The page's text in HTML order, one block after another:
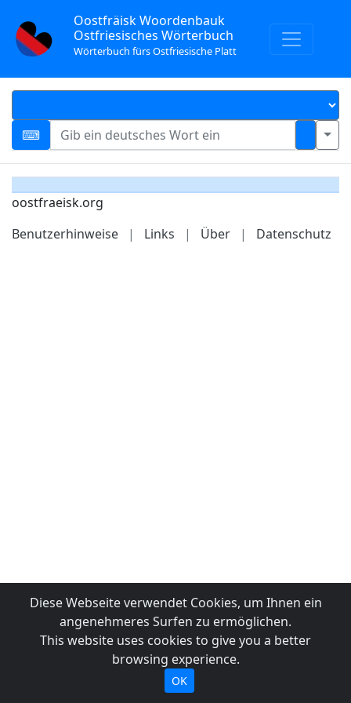
Oostfräisk Woordenbauk
Ostfriesisches Wörterbuch
Wörterbuch fürs Ostfriesische Platt
oostfraeisk.org
Benutzerhinweise
| Links | Über | Datenschutz
Diese Webseite verwendet Cookies, um Ihnen ein
angenehmeres Surfen zu ermöglichen.
This website uses cookies to give you a better
browsing experience.
OK